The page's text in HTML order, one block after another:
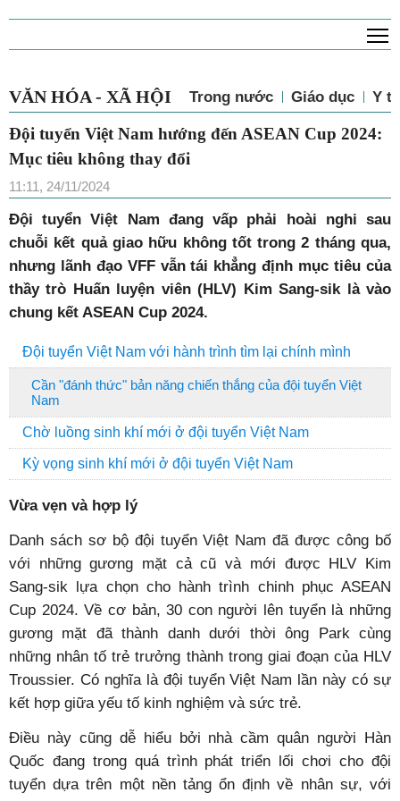
VĂN HÓA - XÃ HỘI Trong nước Giáo dục Y tế
Đội tuyển Việt Nam hướng đến ASEAN Cup 2024:
Mục tiêu không thay đổi
11:11, 24/11/2024
Đội tuyển Việt Nam đang vấp phải hoài nghi sau
chuỗi kết quả giao hữu không tốt trong 2 tháng qua,
nhưng lãnh đạo VFF vẫn tái khẳng định mục tiêu của
thầy trò Huấn luyện viên (HLV) Kim Sang-sik là vào
chung kết ASEAN Cup 2024.
Đội tuyển Việt Nam với hành trình tìm lại chính mình
Cần "đánh thức" bản năng chiến thắng của đội tuyển Việt
Nam
Chờ luồng sinh khí mới ở đội tuyển Việt Nam
Kỳ vọng sinh khí mới ở đội tuyển Việt Nam
Vừa vẹn và hợp lý
Danh sách sơ bộ đội tuyển Việt Nam đã được công bố
với những gương mặt cả cũ và mới được HLV Kim
Sang-sik lựa chọn cho hành trình chinh phục ASEAN
Cup 2024. Về cơ bản, 30 con người lên tuyển là những
gương mặt đã thành danh dưới thời ông Park cùng
những nhân tố trẻ trưởng thành trong giai đoạn của HLV
Troussier. Có nghĩa là đội tuyển Việt Nam lần này có sự
kết hợp giữa yếu tố kinh nghiệm và sức trẻ.
Điều này cũng dễ hiểu bởi nhà cầm quân người Hàn
Quốc đang trong quá trình phát triển lối chơi cho đội
tuyển dựa trên một nền tảng ổn định về nhân sự, với